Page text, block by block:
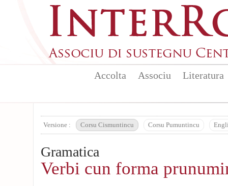
Accolta Associu Literatura
Versione : Corsu Cismuntincu Corsu Pumuntincu
Gramatica
Verbi cun forma